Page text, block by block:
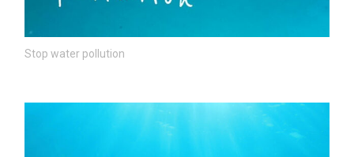
Stop water pollution